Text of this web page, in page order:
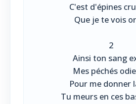
C'est d'épines
Que je te vois
2
Ainsi ton sang
Mes péchés
Pour me donner
Tu meurs en ces